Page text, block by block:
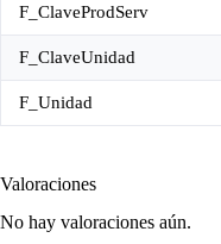
F_ClaveProdServ
F_ClaveUnidad
F_Unidad
Valoraciones
No hay valoraciones aún.